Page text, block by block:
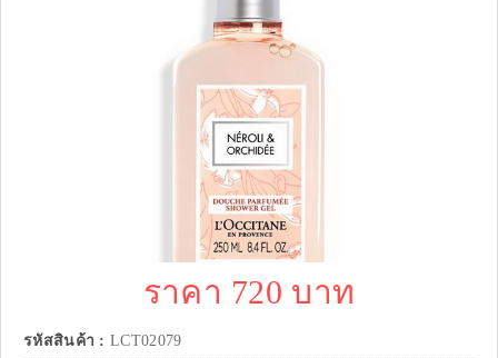
ราคา 720 บาท
รหัสสินค้า : LCT02079